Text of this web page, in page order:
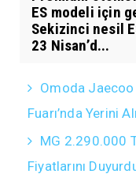
ES modeli için
Sekizinci nesil
23 Nisan’d...
Omoda
Fuarı’nda Yerini
MG 2.290.000
Fiyatlarını